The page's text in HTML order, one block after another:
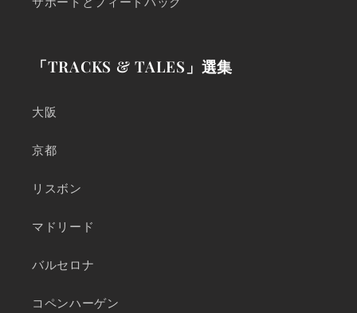
「TRACKS & TALES」選集
大阪
京都
リスボン
マドリード
バルセロナ
コペンハーゲン